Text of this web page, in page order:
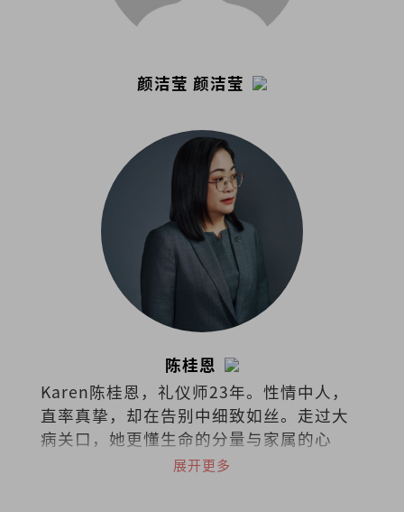
颜洁莹 颜洁莹
陈桂恩
Karen陈桂恩，礼仪师23年。性情中人，
直率真挚，却在告别中细致如丝。走过大
病关口，她更懂生命的分量与家属的心
事。她以专业稳住仪式的每一步，也以共
展开更多